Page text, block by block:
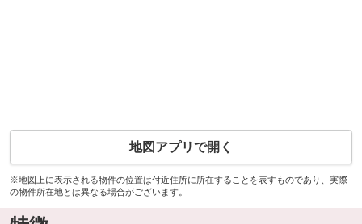
地図アプリで開く
※地図上に表示される物件の位置は付近住所に所在することを表すものであり、実際
の物件所在地とは異なる場合がございます。